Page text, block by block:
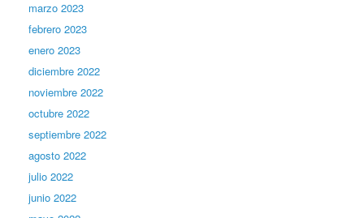
marzo 2023
febrero 2023
enero 2023
diciembre 2022
noviembre 2022
octubre 2022
septiembre 2022
agosto 2022
julio 2022
junio 2022